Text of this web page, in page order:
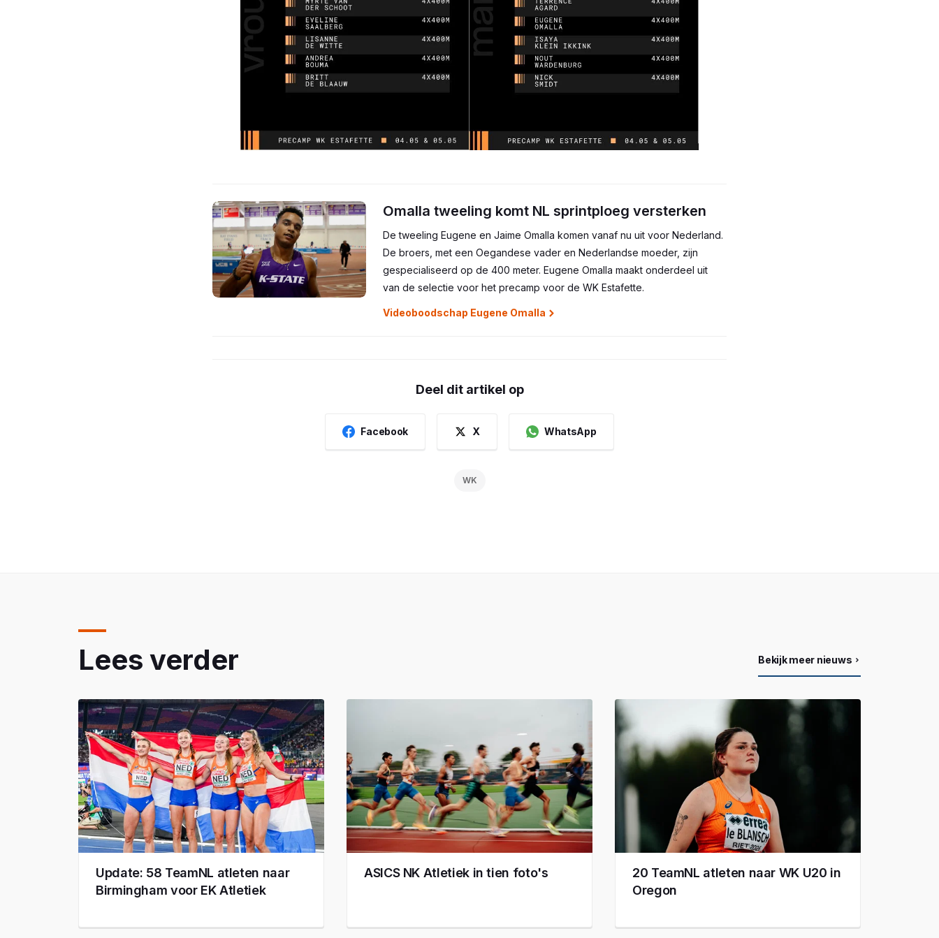
Omalla tweeling komt NL sprintploeg versterken
De tweeling Eugene en Jaime Omalla komen vanaf nu uit voor Nederland.
De broers, met een Oegandese vader en Nederlandse moeder, zijn
gespecialiseerd op de 400 meter. Eugene Omalla maakt onderdeel uit
van de selectie voor het precamp voor de WK Estafette.
Videoboodschap Eugene Omalla
Deel dit artikel op
Facebook X WhatsApp
WK
Lees verder Bekijk meer nieuws
Update: 58 TeamNL atleten naar
Birmingham voor EK Atletiek
ASICS NK Atletiek in tien foto's
20 TeamNL atleten naar WK U20 in
Oregon